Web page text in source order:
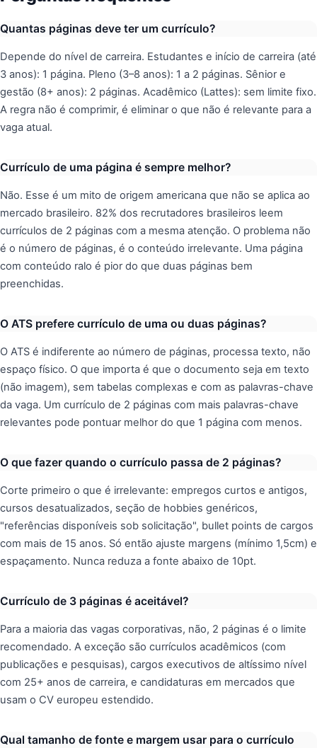
Quantas páginas deve ter um currículo?
Depende do nível de carreira. Estudantes e início de carreira (até
3 anos): 1 página. Pleno (3–8 anos): 1 a 2 páginas. Sênior e
gestão (8+ anos): 2 páginas. Acadêmico (Lattes): sem limite fixo.
A regra não é comprimir, é eliminar o que não é relevante para a
vaga atual.
Currículo de uma página é sempre melhor?
Não. Esse é um mito de origem americana que não se aplica ao
mercado brasileiro. 82% dos recrutadores brasileiros leem
currículos de 2 páginas com a mesma atenção. O problema não
é o número de páginas, é o conteúdo irrelevante. Uma página
com conteúdo ralo é pior do que duas páginas bem
preenchidas.
O ATS prefere currículo de uma ou duas páginas?
O ATS é indiferente ao número de páginas, processa texto, não
espaço físico. O que importa é que o documento seja em texto
(não imagem), sem tabelas complexas e com as palavras-chave
da vaga. Um currículo de 2 páginas com mais palavras-chave
relevantes pode pontuar melhor do que 1 página com menos.
O que fazer quando o currículo passa de 2 páginas?
Corte primeiro o que é irrelevante: empregos curtos e antigos,
cursos desatualizados, seção de hobbies genéricos,
"referências disponíveis sob solicitação", bullet points de cargos
com mais de 15 anos. Só então ajuste margens (mínimo 1,5cm) e
espaçamento. Nunca reduza a fonte abaixo de 10pt.
Currículo de 3 páginas é aceitável?
Para a maioria das vagas corporativas, não, 2 páginas é o limite
recomendado. A exceção são currículos acadêmicos (com
publicações e pesquisas), cargos executivos de altíssimo nível
com 25+ anos de carreira, e candidaturas em mercados que
usam o CV europeu estendido.
Qual tamanho de fonte e margem usar para o currículo